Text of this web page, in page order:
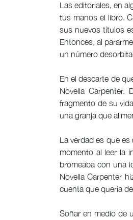
Las editoriales, en
tus manos el libro.
sus nuevos títulos
Entonces, al
un número
En el descarte de
Novella
fragmento de su
una granja que
La verdad es que
momento al leer la
bromeaba con una
Novella Carpenter
cuenta que quería
Soñar en medio de